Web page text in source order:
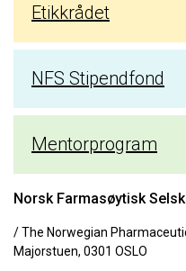
Etikkrådet
NFS Stipendfond
Mentorprogram
Norsk Farmasøytisk
/ The Norwegian
Majorstuen, 0301 OSLO